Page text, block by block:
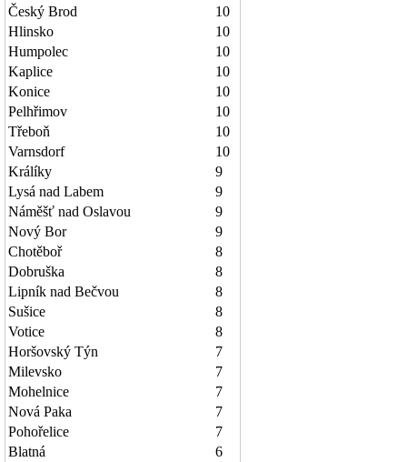
Český Brod
10
Hlinsko
10
Humpolec
10
Kaplice
10
Konice
10
Pelhřimov
10
Třeboň
10
Varnsdorf
10
Králíky
9
Lysá nad Labem
9
Náměšť nad Oslavou
9
Nový Bor
9
Chotěboř
8
Dobruška
8
Lipník nad Bečvou
8
Sušice
8
Votice
8
Horšovský Týn
7
Milevsko
7
Mohelnice
7
Nová Paka
7
Pohořelice
7
Blatná
6